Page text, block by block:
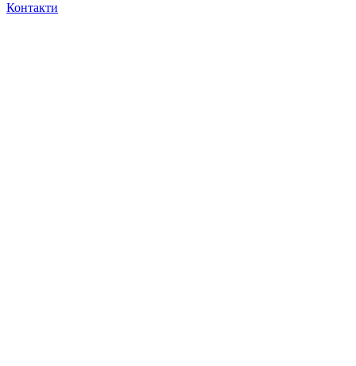
Контакти